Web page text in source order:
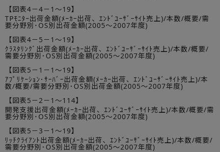
【図表4－4－1～19】
TPﾓﾆﾀｰ出荷金額(ﾒｰｶｰ出荷、ｴﾝﾄﾞﾕｰｻﾞｰｻｲﾄ売上)/本数/概要/需
要分野別･OS別出荷金額(2005～2007年度)
【図表4－5－1～19】
ｸﾗｽﾀﾘﾝｸﾞ出荷金額(ﾒｰｶｰ出荷、ｴﾝﾄﾞﾕｰｻﾞｰｻｲﾄ売上)/本数/概要/
需要分野別･OS別出荷金額(2005～2007年度)
【図表5－1－1～19】
ｱﾌﾟﾘｹｰｼｮﾝ･ｻｰﾊﾞｰ出荷金額(ﾒｰｶｰ出荷、ｴﾝﾄﾞﾕｰｻﾞｰｻｲﾄ売上)/本
数/概要/需要分野別･OS別出荷金額(2005～2007年度)
【図表5－2－1～114】
開発支援出荷金額(ﾒｰｶｰ出荷、ｴﾝﾄﾞﾕｰｻﾞｰｻｲﾄ売上)/本数/概要/需
要分野別･OS別出荷金額(2005～2007年度)
【図表5－3－1～19】
ﾘｯﾁｸﾗｲｱﾝﾄ出荷金額(ﾒｰｶｰ出荷、ｴﾝﾄﾞﾕｰｻﾞｰｻｲﾄ売上)/本数/概要/
需要分野別･OS別出荷金額(2005～2007年度)